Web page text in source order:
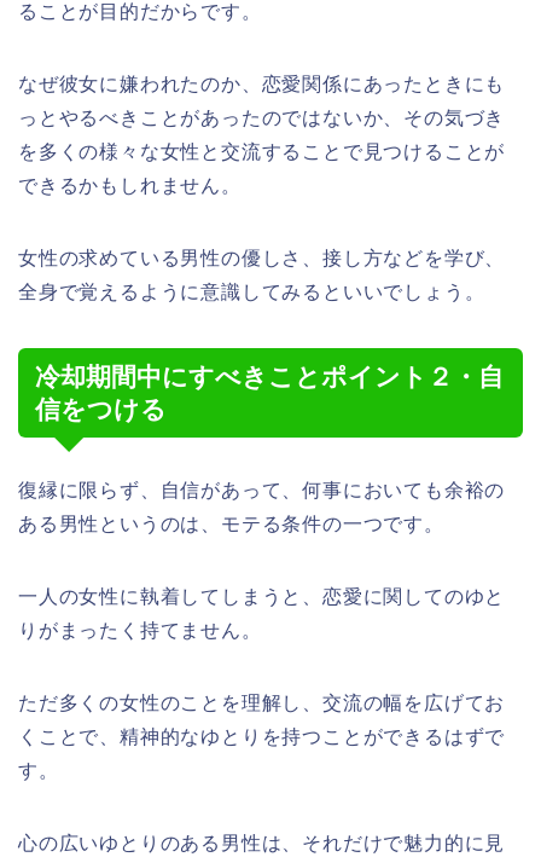
ることが目的だからです。
なぜ彼女に嫌われたのか、恋愛関係にあったときにも
っとやるべきことがあったのではないか、その気づき
を多くの様々な女性と交流することで見つけることが
できるかもしれません。
女性の求めている男性の優しさ、接し方などを学び、
全身で覚えるように意識してみるといいでしょう。
冷却期間中にすべきことポイント２・自
信をつける
復縁に限らず、自信があって、何事においても余裕の
ある男性というのは、モテる条件の一つです。
一人の女性に執着してしまうと、恋愛に関してのゆと
りがまったく持てません。
ただ多くの女性のことを理解し、交流の幅を広げてお
くことで、精神的なゆとりを持つことができるはずで
す。
心の広いゆとりのある男性は、それだけで魅力的に見